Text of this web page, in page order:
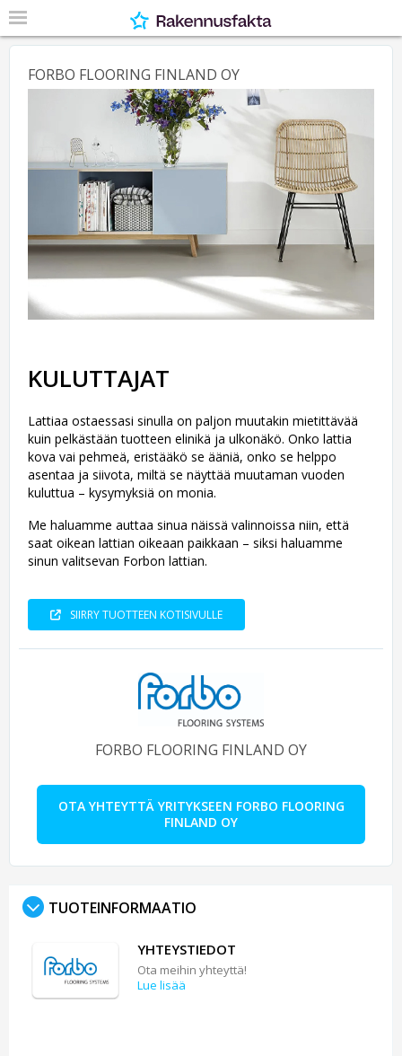
FORBO FLOORING FINLAND OY
KULUTTAJAT
Lattiaa ostaessasi sinulla on paljon muutakin mietittävää
kuin pelkästään tuotteen elinikä ja ulkonäkö. Onko lattia
kova vai pehmeä, eristääkö se ääniä, onko se helppo
asentaa ja siivota, miltä se näyttää muutaman vuoden
kuluttua – kysymyksiä on monia.
Me haluamme auttaa sinua näissä valinnoissa niin, että
saat oikean lattian oikeaan paikkaan – siksi haluamme
sinun valitsevan Forbon lattian.
SIIRRY TUOTTEEN KOTISIVULLE
FORBO FLOORING FINLAND OY
OTA YHTEYTTÄ YRITYKSEEN FORBO FLOORING
FINLAND OY
TUOTEINFORMAATIO
YHTEYSTIEDOT
Ota meihin yhteyttä!
Lue lisää